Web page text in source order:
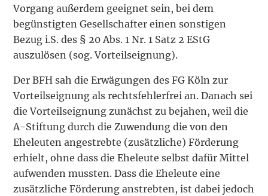
Vorgang außerdem geeignet sein, bei dem
begünstigten Gesellschafter einen sonstigen
Bezug i.S. des § 20 Abs. 1 Nr. 1 Satz 2 EStG
auszulösen (sog. Vorteilseignung).
Der BFH sah die Erwägungen des FG Köln zur
Vorteilseignung als rechtsfehlerfrei an. Danach sei
die Vorteilseignung zunächst zu bejahen, weil die
A-Stiftung durch die Zuwendung die von den
Eheleuten angestrebte (zusätzliche) Förderung
erhielt, ohne dass die Eheleute selbst dafür Mittel
aufwenden mussten. Dass die Eheleute eine
zusätzliche Förderung anstrebten, ist dabei jedoch